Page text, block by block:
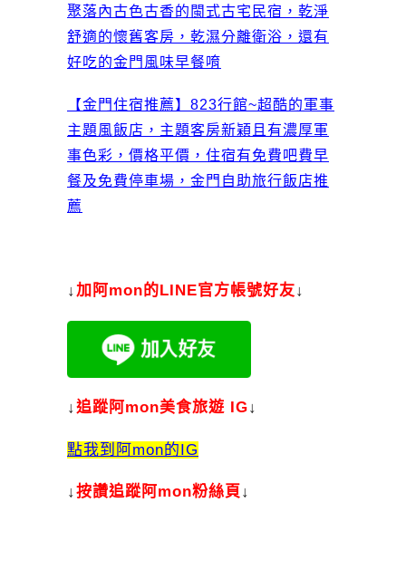
聚落內古色古香的閩式古宅民宿，乾淨
舒適的懷舊客房，乾濕分離衛浴，還有
好吃的金門風味早餐唷
【金門住宿推薦】823行館~超酷的軍事
主題風飯店，主題客房新穎且有濃厚軍
事色彩，價格平價，住宿有免費吧費早
餐及免費停車場，金門自助旅行飯店推
薦
↓加 阿mon的LINE官方帳號好友↓
↓追蹤阿mon美食旅遊 IG↓
點我到阿mon的IG
↓按讚追蹤阿mon粉絲頁 ↓